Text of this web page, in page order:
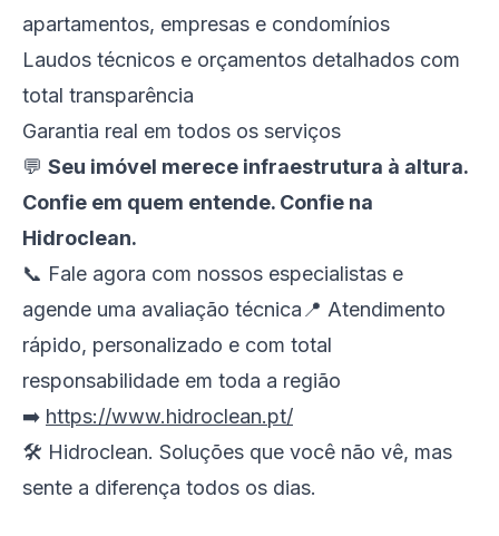
apartamentos, empresas e condomínios
Laudos técnicos e orçamentos detalhados com
total transparência
Garantia real em todos os serviços
💬 Seu imóvel merece infraestrutura à altura.
Confie em quem entende. Confie na
Hidroclean.
📞 Fale agora com nossos especialistas e
agende uma avaliação técnica📍 Atendimento
rápido, personalizado e com total
responsabilidade em toda a região
➡️ https://www.hidroclean.pt/
🛠️ Hidroclean. Soluções que você não vê, mas
sente a diferença todos os dias.